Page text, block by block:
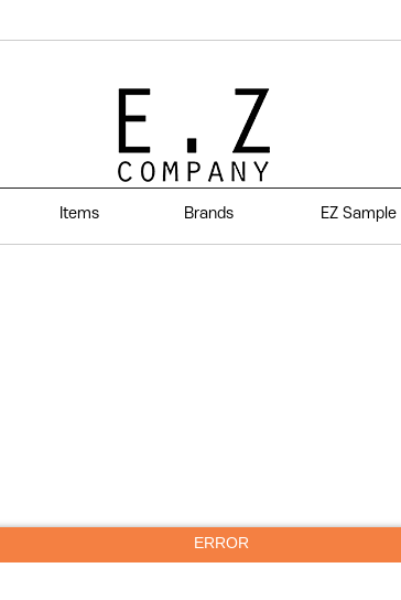
Items Brands EZ Sample
ERROR